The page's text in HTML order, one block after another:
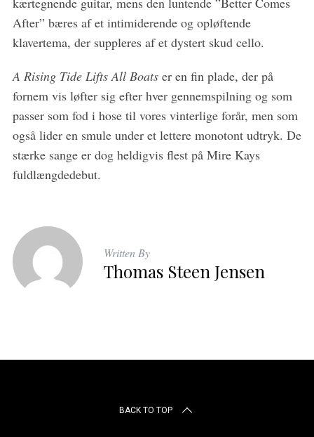
After” bæres af et intimiderende og opløftende
klavertema, der suppleres af et dystert skud cello.
A Rising Tide Lifts All Boatser en fin plade, der på
fornem vis løfter sig efter hver gennemspilning og som
passer som fod i hose til vores vinterlige forår, men som
også lider en smule under et lettere monotont udtryk. De
stærke sange er dog heldigvis flest på Mire Kays
fuldlængdedebut.
Written By
Thomas Steen Jensen
BACK TO TOP